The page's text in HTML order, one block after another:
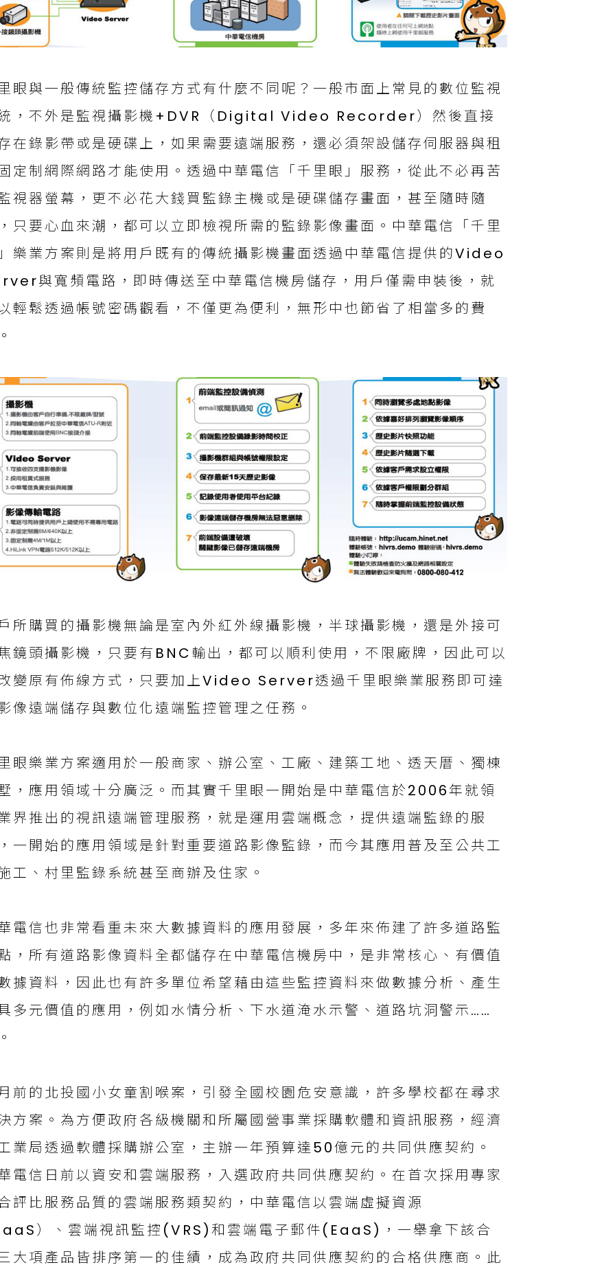
眼與一般傳統監控儲存方式有什麼不同呢？一般市面上常見的數位監視
，不外是監視攝影機+DVR（Digital Video Recorder）然後直接
在錄影帶或是硬碟上，如果需要遠端服務，還必須架設儲存伺服器與租
定制網際網路才能使用。透過中華電信「千里眼」服務，從此不必再苦
視器螢幕，更不必花大錢買監錄主機或是硬碟儲存畫面，甚至隨時隨
只要心血來潮，都可以立即檢視所需的監錄影像畫面。中華電信「千里
樂業方案則是將用戶既有的傳統攝影機畫面透過中華電信提供的Video
與寬頻電路，即時傳送至中華電信機房儲存，用戶僅需申裝後，就
輕鬆透過帳號密碼觀看，不僅更為便利，無形中也節省了相當多的費
所購買的攝影機無論是室內外紅外線攝影機，半球攝影機，還是外接可
鏡頭攝影機，只要有BNC輸出，都可以順利使用，不限廠牌，因此可以
變原有佈線方式，只要加上Video Server透過千里眼樂業服務即可達
像遠端儲存與數位化遠端監控管理之任務。
眼樂業方案適用於一般商家、辦公室、工廠、建築工地、透天厝、獨棟
，應用領域十分廣泛。而其實千里眼一開始是中華電信於2006年就領
界推出的視訊遠端管理服務，就是運用雲端概念，提供遠端監錄的服
一開始的應用領域是針對重要道路影像監錄，而今其應用普及至公共工
工、村里監錄系統甚至商辦及住家。
電信也非常看重未來大數據資料的應用發展，多年來佈建了許多道路監
，所有道路影像資料全都儲存在中華電信機房中，是非常核心、有價值
據資料，因此也有許多單位希望藉由這些監控資料來做數據分析、產生
多元價值的應用，例如水情分析、下水道淹水示警、道路坑洞警示……
前的北投國小女童割喉案，引發全國校園危安意識，許多學校都在尋求
方案。為方便政府各級機關和所屬國營事業採購軟體和資訊服務，經濟
業局透過軟體採購辦公室，主辦一年預算達50億元的共同供應契約。
電信日前以資安和雲端服務，入選政府共同供應契約。在首次採用專家
評比服務品質的雲端服務類契約，中華電信以雲端虛擬資源
）、雲端視訊監控(VRS)和雲端電子郵件(EaaS)，一舉拿下該合
大項產品皆排序第一的佳績，成為政府共同供應契約的合格供應商。此